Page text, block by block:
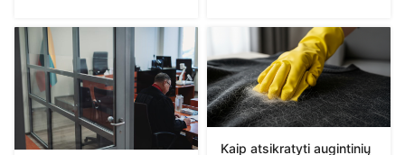
Kaip atsikratyti augintinių